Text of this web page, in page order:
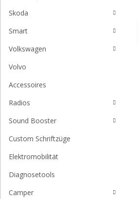
Skoda
Smart
Volkswagen
Volvo
Accessoires
Radios
Sound Booster
Custom Schriftzüge
Elektromobilität
Diagnosetools
Camper